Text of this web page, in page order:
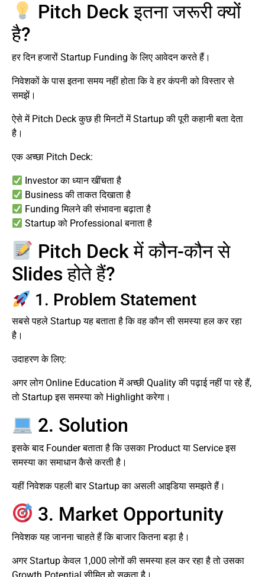
Pitch Deck इतना जरूरी क्यों
है?
हर दिन हजारों Startup Funding के लिए आवेदन करते हैं।
निवेशकों के पास इतना समय नहीं होता कि वे हर कंपनी को विस्तार से
समझें।
ऐसे में Pitch Deck कुछ ही मिनटों में Startup की पूरी कहानी बता देता
है।
एक अच्छा Pitch Deck:
Investor का ध्यान खींचता है
Business की ताकत दिखाता है
Funding मिलने की संभावना बढ़ाता है
Startup को Professional बनाता है
Pitch Deck में कौन-कौन से
Slides होते हैं?
1. Problem Statement
सबसे पहले Startup यह बताता है कि वह कौन सी समस्या हल कर रहा
है।
उदाहरण के लिए:
अगर लोग Online Education में अच्छी Quality की पढ़ाई नहीं पा रहे हैं,
तो Startup इस समस्या को Highlight करेगा।
2. Solution
इसके बाद Founder बताता है कि उसका Product या Service इस
समस्या का समाधान कैसे करती है।
यहीं निवेशक पहली बार Startup का असली आइडिया समझते हैं।
3. Market Opportunity
निवेशक यह जानना चाहते हैं कि बाजार कितना बड़ा है।
अगर Startup केवल 1,000 लोगों की समस्या हल कर रहा है तो उसका